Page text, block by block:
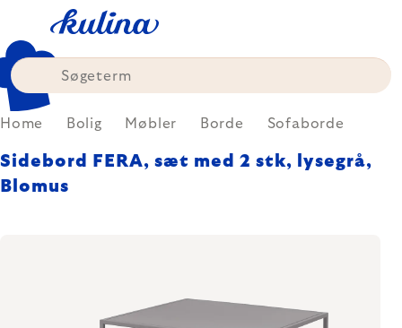
content
Home Bolig Møbler Borde Sofaborde
Sidebord FERA, sæt med 2 stk, lysegrå,
Blomus